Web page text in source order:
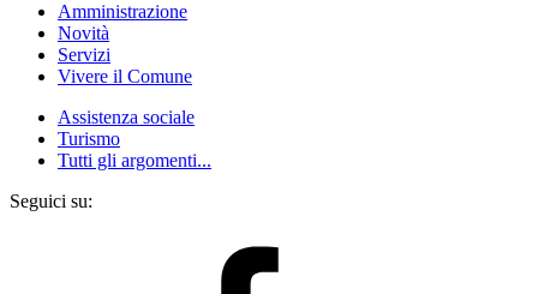
Amministrazione
Novità
Servizi
Vivere il Comune
Assistenza sociale
Turismo
Tutti gli argomenti...
Seguici su: